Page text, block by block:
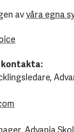
avvåra egna
kontakta:
Advania